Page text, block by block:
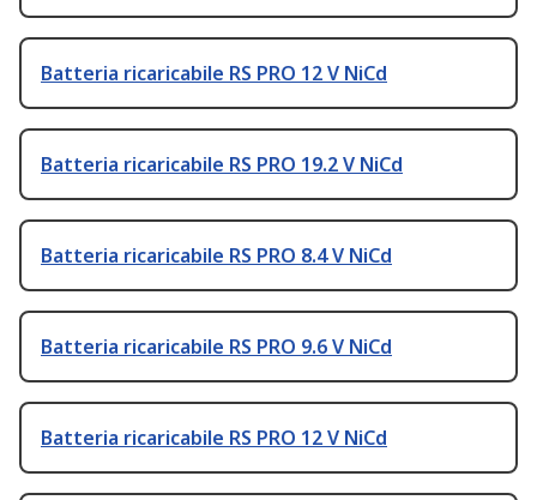
Batteria ricaricabile RS PRO 12 V NiCd
Batteria ricaricabile RS PRO 19.2 V NiCd
Batteria ricaricabile RS PRO 8.4 V NiCd
Batteria ricaricabile RS PRO 9.6 V NiCd
Batteria ricaricabile RS PRO 12 V NiCd